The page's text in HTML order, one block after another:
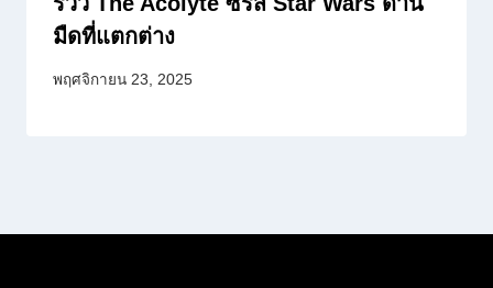
มืดที่แตกต่าง
พฤศจิกายน 23, 2025